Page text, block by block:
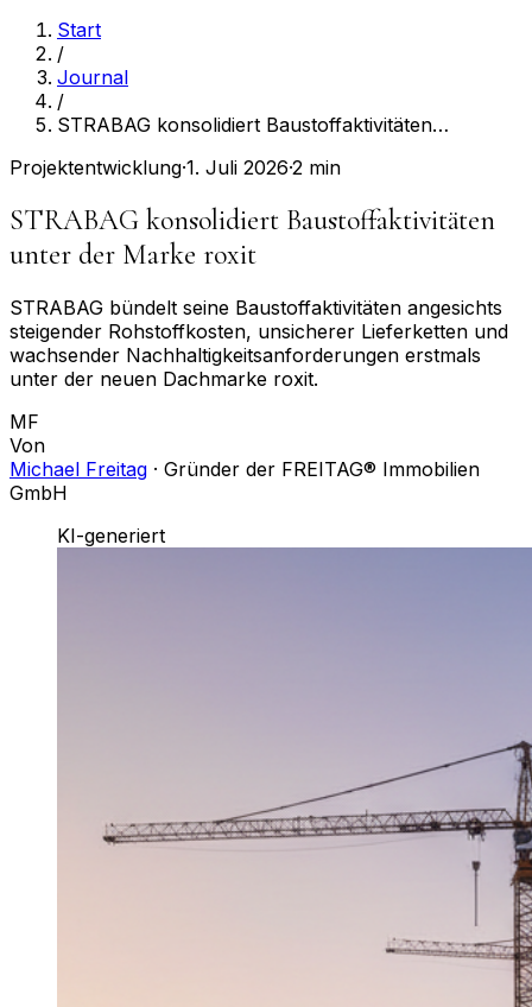
Start
/
Journal
/
STRABAG konsolidiert Baustoffaktivitäten…
Projektentwicklung·1. Juli 2026·2 min
STRABAG konsolidiert Baustoffaktivitäten
unter der Marke roxit
STRABAG bündelt seine Baustoffaktivitäten angesichts
steigender Rohstoffkosten, unsicherer Lieferketten und
wachsender Nachhaltigkeitsanforderungen erstmals
unter der neuen Dachmarke roxit.
MF
Von
Michael Freitag · Gründer der FREITAG® Immobilien
GmbH
KI-generiert